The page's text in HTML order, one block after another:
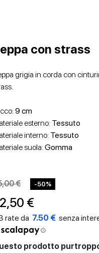
con strass
grigia in corda con
9 cm
esterno: Tessuto
interno: Tessuto
suola:Gomma
€ -50%
€
7.50 €
prodotto